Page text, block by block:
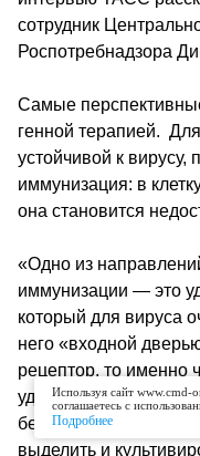
сотрудник
Роспотребнадзора
Самые
генной терапией. Для
устойчивой к вирусу,
иммунизация: в
она становится
«Одно из
иммунизации — это
который для вируса
него «входной
рецептор, то именно
удаления CCR5
берем клетки,
выделить и
Используя сайт www.cmd-
соглашаетесь с
Подробнее